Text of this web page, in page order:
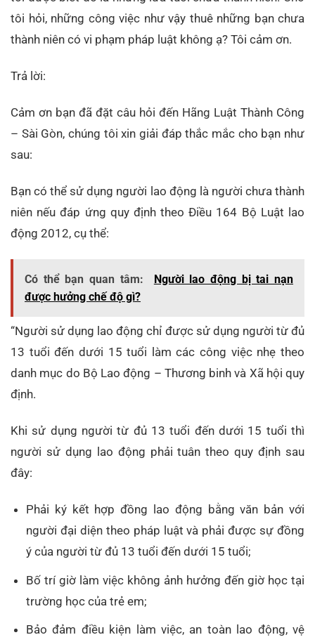
tôi hỏi, những công việc như vậy thuê những bạn chưa
thành niên có vi phạm pháp luật không ạ? Tôi cảm ơn.
Trả lời:
Cảm ơn bạn đã đặt câu hỏi đến Hãng Luật Thành Công
– Sài Gòn, chúng tôi xin giải đáp thắc mắc cho bạn như
sau:
Bạn có thể sử dụng người lao động là người chưa thành
niên nếu đáp ứng quy định theo Điều 164 Bộ Luật lao
động 2012, cụ thể:
Có thể bạn quan tâm:
Người lao động bị tai nạn
được hưởng chế độ gì?
“Người sử dụng lao động chỉ được sử dụng người từ đủ
13 tuổi đến dưới 15 tuổi làm các công việc nhẹ theo
danh mục do Bộ Lao động – Thương binh và Xã hội quy
định.
Khi sử dụng người từ đủ 13 tuổi đến dưới 15 tuổi thì
người sử dụng lao động phải tuân theo quy định sau
đây:
Phải ký kết hợp đồng lao động bằng văn bản với
người đại diện theo pháp luật và phải được sự đồng
ý của người từ đủ 13 tuổi đến dưới 15 tuổi;
Bố trí giờ làm việc không ảnh hưởng đến giờ học tại
trường học của trẻ em;
Bảo đảm điều kiện làm việc, an toàn lao động, vệ